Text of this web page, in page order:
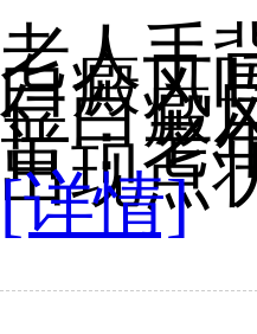
老人手
白癜风
仁白癜
普：老
出现点
[详情]